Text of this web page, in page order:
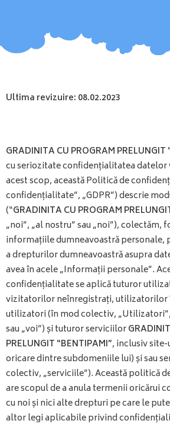
Ultima revizuire: 08.02.2023
GRADINITA CU PROGRAM PRELUNGIT
cu seriozitate confidențialitatea
acest scop, această Politică de
confidențialitate”, „GDPR”) descrie
(“GRADINITA CU PROGRAM
„noi”, „al nostru” sau „noi”),
informațiile dumneavoastră personale,
a drepturilor dumneavoastră asupra
avea în acele „Informații personale”.
confidențialitate se aplică tuturor
vizitatorilor neînregistrați, utilizatorilor
utilizatori (în mod colectiv,
sau „voi”) și tuturor serviciilor
PRELUNGIT “BENTIPAMI”, inclusiv
oricare dintre subdomeniile lui) și sau
colectiv, „serviciile”). Această politică
are scopul de a anula termenii oricărui
cu noi și nici alte drepturi pe care le
altor legi aplicabile privind